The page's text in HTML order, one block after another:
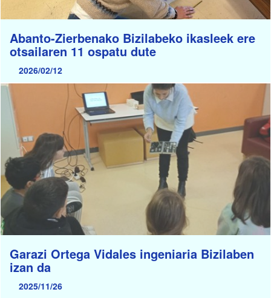
Abanto-Zierbenako Bizilabeko ikasleek ere
otsailaren 11 ospatu dute
2026/02/12
Garazi Ortega Vidales ingeniaria Bizilaben
izan da
2025/11/26